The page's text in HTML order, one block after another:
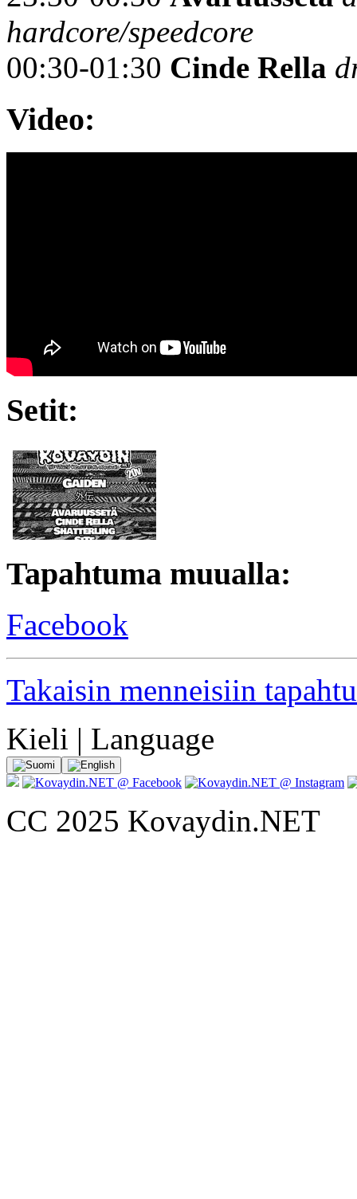
hardcore/speedcore
00:30-01:30 Cinde Rella
Video:
Setit:
Tapahtuma muualla:
Facebook
Takaisin menneisiin
Kieli | Language
CC 2025 Kovaydin.NET